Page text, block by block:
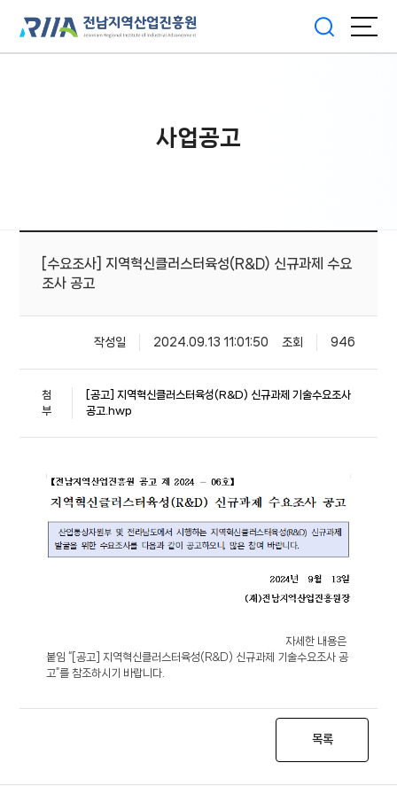
사업공고
[수요조사] 지역혁신클러스터육성(R&D) 신규과제 수요
조사 공고
작성일 2024.09.13 11:01:50 조회 946
첨
부
[공고] 지역혁신클러스터육성(R&D) 신규과제 기술수요조사
공고.hwp
자세한 내용은
붙임 “[공고] 지역혁신클러스터육성(R&D) 신규과제 기술수요조사 공
고”를 참조하시기 바랍니다.
목록